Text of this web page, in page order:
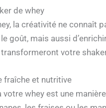
de whey
la créativité ne connaît
goût, mais aussi
votre
fraîche et nutritive
votre whey est une